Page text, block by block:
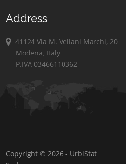
Address
41124 Via M. Vellani Marchi, 20
Modena, Italy
P.IVA 03466110362
Copyright © 2026 - UrbiStat